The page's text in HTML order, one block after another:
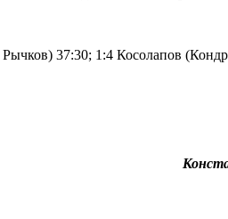
37:30; 1:4 Косолапов